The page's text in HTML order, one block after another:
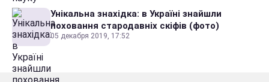
Унікальна знахідка: в Україні знайшли
поховання стародавніх скіфів (фото)
05 декабря 2019, 17:52